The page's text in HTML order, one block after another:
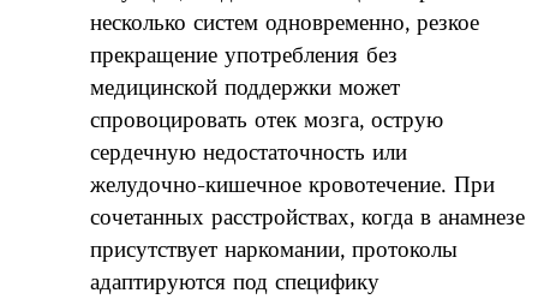
несколько систем одновременно, резкое
прекращение употребления без
медицинской поддержки может
спровоцировать отек мозга, острую
сердечную недостаточность или
желудочно-кишечное кровотечение. При
сочетанных расстройствах, когда в анамнезе
присутствует наркомании, протоколы
адаптируются под специфику